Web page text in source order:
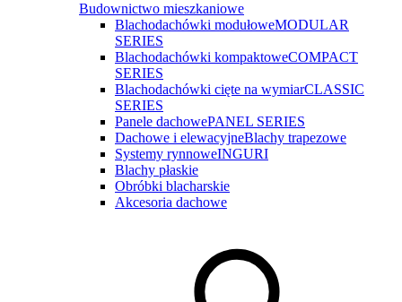
Budownictwo mieszkaniowe
Blachodachówki modułoweMODULAR
SERIES
Blachodachówki kompaktoweCOMPACT
SERIES
Blachodachówki cięte na wymiarCLASSIC
SERIES
Panele dachowePANEL SERIES
Dachowe i elewacyjneBlachy trapezowe
Systemy rynnoweINGURI
Blachy płaskie
Obróbki blacharskie
Akcesoria dachowe